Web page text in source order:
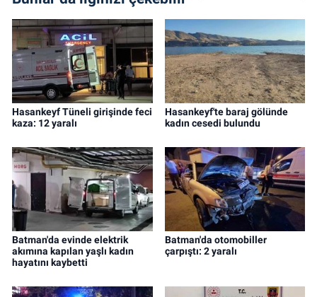
Hasankeyf Tüneli girişinde feci
kaza: 12 yaralı
Hasankeyf'te baraj gölünde
kadın cesedi bulundu
Batman'da evinde elektrik
akımına kapılan yaşlı kadın
hayatını kaybetti
Batman'da otomobiller
çarpıştı: 2 yaralı